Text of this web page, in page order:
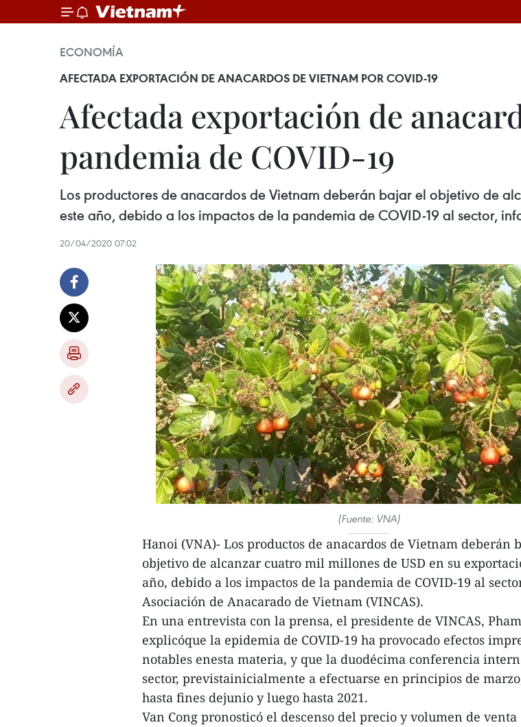
ECONOMÍA
AFECTADA EXPORTACIÓN DE ANACARDOS DE VIETNAM POR COVID-19
Afectada exportación de
pandemia de COVID-19
Los productores de anacardos de Vietnam deberán bajar el objetivo de
este año, debido a los impactos de la pandemia de COVID-19 al sector,
20/04/2020 07:02
(Fuente: VNA)
Hanoi (VNA)- Los productos de anacardos de Vietnam deberán
objetivo de alcanzar cuatro mil millones de USD en su
año, debido a los impactos de la pandemia de COVID-19 al
Asociación de Anacarado de Vietnam (VINCAS).
En una entrevista con la prensa, el presidente de VINCAS,
explicóque la epidemia de COVID-19 ha provocado efectos
notables enesta materia, y que la duodécima conferencia
sector, previstainicialmente a efectuarse en principios de
hasta fines dejunio y luego hasta 2021.
Van Cong pronosticó el descenso del precio y volumen de venta